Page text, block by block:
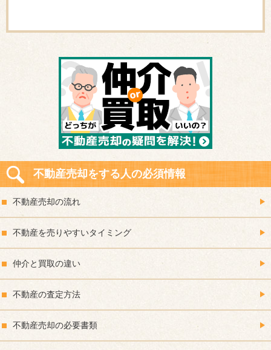
不動産売却をする人の必須情報
不動産売却の流れ
不動産を売りやすいタイミング
仲介と買取の違い
不動産の査定方法
不動産売却の必要書類